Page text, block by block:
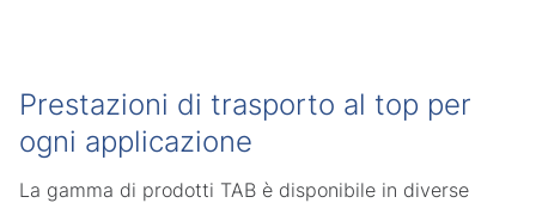
Prestazioni di trasporto al top per
ogni applicazione
La gamma di prodotti TAB è disponibile in diverse